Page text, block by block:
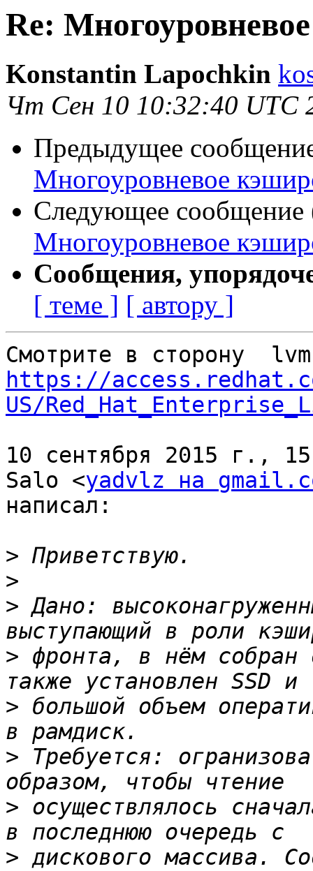
Re:
Konstantin Lapochkin
Чт Сен 10 10:32:40 UTC
Предыдущее
Многоуровневое
Следующее сообщение
Многоуровневое
Сообщения,
[ теме ] [ автору ]
https://
US/
10 сентября 2015 г.,
Salo <yadvlz на
написал:
>
>
> Дано:
> фронта, в нём собран
> большой объем
> Требуется:
> осуществлялось
> дискового массива.